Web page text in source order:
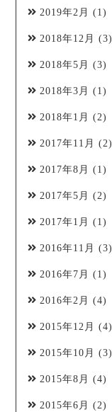
2019年2月 (1)
2018年12月 (3)
2018年5月 (3)
2018年3月 (1)
2018年1月 (2)
2017年11月 (2)
2017年8月 (1)
2017年5月 (2)
2017年1月 (1)
2016年11月 (3)
2016年7月 (1)
2016年2月 (4)
2015年12月 (4)
2015年10月 (3)
2015年8月 (4)
2015年6月 (2)